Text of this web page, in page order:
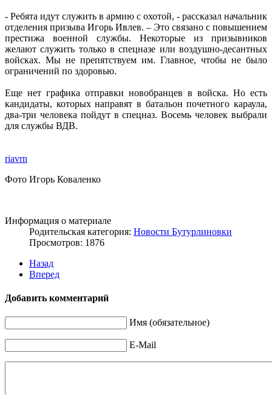
- Ребята идут служить в армию с охотой, - рассказал начальник
отделения призыва Игорь Ивлев. – Это связано с повышением
престижа военной службы. Некоторые из призывников
желают служить только в спецназе или воздушно-десантных
войсках. Мы не препятствуем им. Главное, чтобы не было
ограничений по здоровью.
Еще нет графика отправки новобранцев в войска. Но есть
кандидаты, которых направят в батальон почетного караула,
два-три человека пойдут в спецназ. Восемь человек выбрали
для службы ВДВ.
riavrn
Фото Игорь Коваленко
Информация о материале
Родительская категория: Новости Бутурлиновки
Просмотров: 1876
Назад
Вперед
Добавить комментарий
Имя (обязательное)
E-Mail